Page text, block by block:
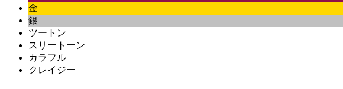
金
銀
ツートン
スリートーン
カラフル
クレイジー